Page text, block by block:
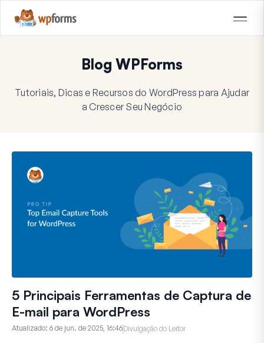
Blog WPForms
Tutoriais, Dicas e Recursos do WordPress para Ajudar
a Crescer Seu Negócio
5 Principais Ferramentas de Captura de
E-mail para WordPress
Atualizado: 6 de jun. de 2025, 16:46Divulgação do Leitor